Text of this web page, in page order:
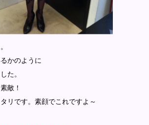
かのように
た。
敵！
リです。素顔でこれですよ～